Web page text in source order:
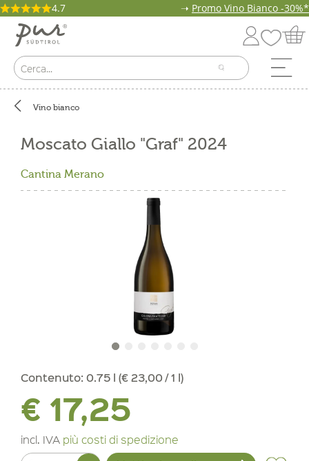
4.7 ➝ Promo Vino Bianco -30%*
Vino bianco
Moscato Giallo "Graf" 2024
Cantina Merano
Contenuto: 0.75 l (€ 23,00 / 1 l)
€ 17,25
incl. IVA più costi di spedizione